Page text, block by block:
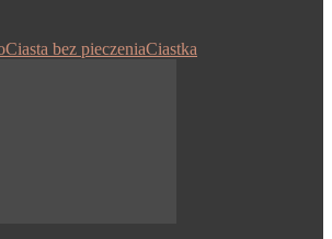
Ciasta bez pieczeniaCiastka